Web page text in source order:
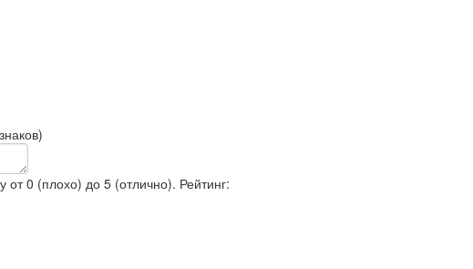
от 0 (плохо) до 5 (отлично). Рейтинг: